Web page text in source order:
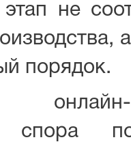
не
порядок.
спора